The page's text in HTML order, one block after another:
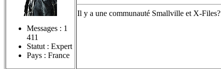
Messages : 1
411
Statut : Expert
Pays : France
Il y a une communauté Smallville et X-Files?